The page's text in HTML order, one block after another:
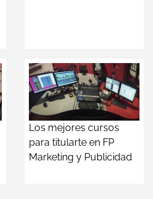
Los mejores cursos
para titularte en FP
Marketing y Publicidad